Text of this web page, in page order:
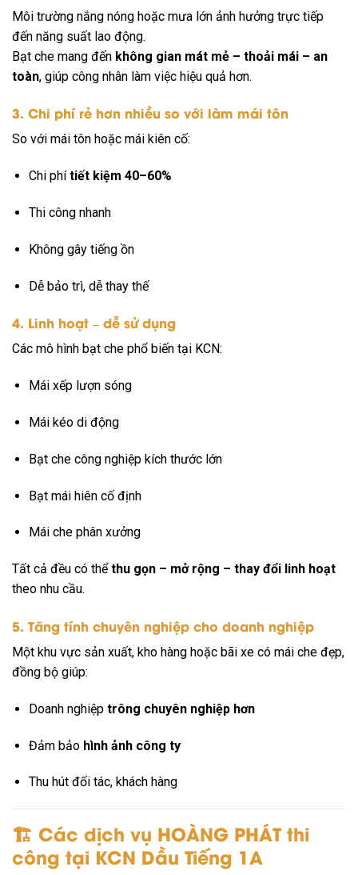
Môi trường nắng nóng hoặc mưa lớn ảnh hưởng trực tiếp
đến năng suất lao động.
Bạt che mang đến không gian mát mẻ – thoải mái – an
toàn, giúp công nhân làm việc hiệu quả hơn.
3. Chi phí rẻ hơn nhiều so với làm mái tôn
So với mái tôn hoặc mái kiên cố:
Chi phítiết kiệm 40–60%
Thi công nhanh
Không gây tiếng ồn
Dễ bảo trì, dễ thay thế
4. Linh hoạt – dễ sử dụng
Các mô hình bạt che phổ biến tại KCN:
Mái xếp lượn sóng
Mái kéo di động
Bạt che công nghiệp kích thước lớn
Bạt mái hiên cố định
Mái che phân xưởng
Tất cả đều có thểthu gọn – mở rộng – thay đổi linh hoạt
theo nhu cầu.
5. Tăng tính chuyên nghiệp cho doanh nghiệp
Một khu vực sản xuất, kho hàng hoặc bãi xe có mái che đẹp,
đồng bộ giúp:
Doanh nghiệp trông chuyên nghiệp hơn
Đảm bảo hình ảnh công ty
Thu hút đối tác, khách hàng
🏗️ Các dịch vụ HOÀNG PHÁT thi
công tại KCN Dầu Tiếng 1A